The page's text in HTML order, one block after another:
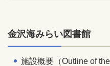
金沢海みらい図書館
施設概要（Outline of the